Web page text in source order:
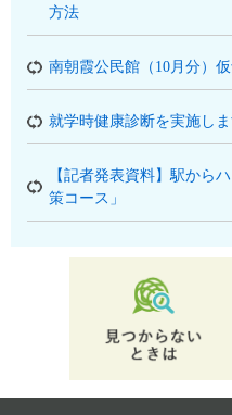
方法
南朝霞公民館（10月分）
就学時健康診断を実施しま
【記者発表資料】駅から
策コース」